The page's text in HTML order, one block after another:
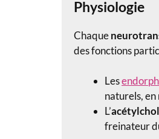
Physiologie
Chaque
des fonctions
Les
naturels,
L’
freinateur